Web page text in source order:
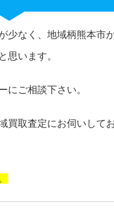
少なく、地域柄熊本市
思います。
にご相談下さい。
買取査定にお伺いして